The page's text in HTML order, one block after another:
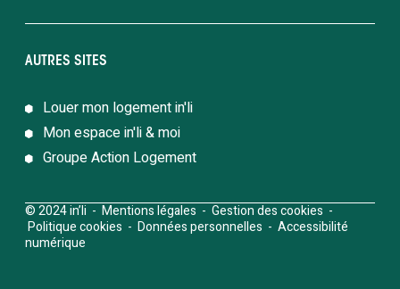
AUTRES SITES
Louer mon logement in'li
Mon espace in'li & moi
Groupe Action Logement
© 2024 in’li - Mentions légales - Gestion des cookies -
Politique cookies - Données personnelles - Accessibilité
numérique